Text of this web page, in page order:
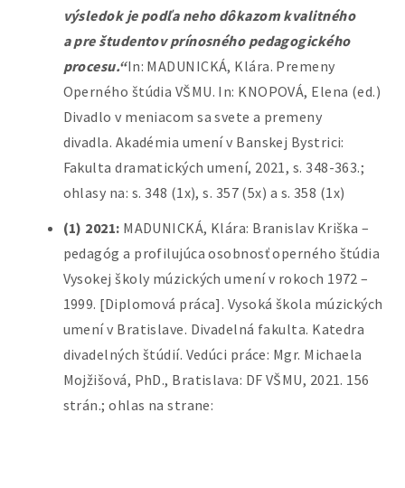
výsledok je podľa neho dôkazom kvalitného
a pre študentov prínosného pedagogického
procesu.“In: MADUNICKÁ, Klára. Premeny
Operného štúdia VŠMU. In: KNOPOVÁ, Elena (ed.)
Divadlo v meniacom sa svete a premeny
divadla. Akadémia umení v Banskej Bystrici:
Fakulta dramatických umení, 2021, s. 348-363.;
ohlasy na: s. 348 (1x), s. 357 (5x) a s. 358 (1x)
(1) 2021: MADUNICKÁ, Klára: Branislav Kriška –
pedagóg a profilujúca osobnosť operného štúdia
Vysokej školy múzických umení v rokoch 1972 –
1999. [Diplomová práca]. Vysoká škola múzických
umení v Bratislave. Divadelná fakulta. Katedra
divadelných štúdií. Vedúci práce: Mgr. Michaela
Mojžišová, PhD., Bratislava: DF VŠMU, 2021. 156
strán.; ohlas na strane: